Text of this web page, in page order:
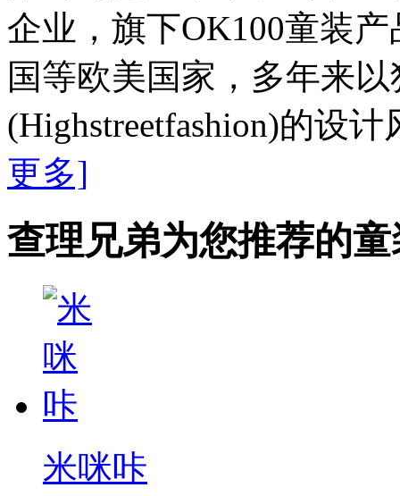
企业，旗下OK100童装
国等欧美国家，多年来
(Highstreetfashion)的设
更多]
查理兄弟为您推荐的
米咪咔